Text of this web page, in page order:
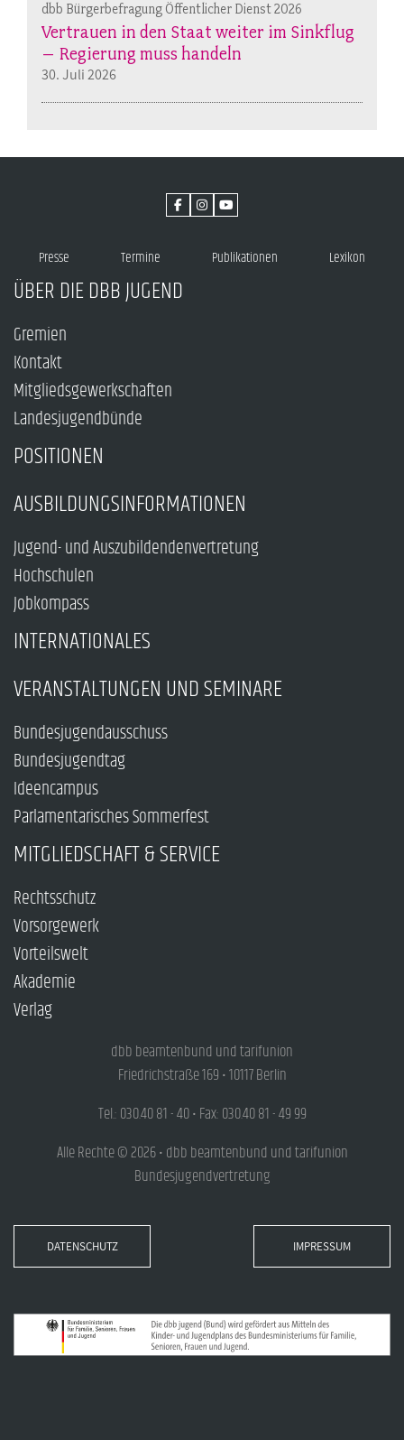
dbb Bürgerbefragung Öffentlicher Dienst 2026
Vertrauen in den Staat weiter im Sinkflug
– Regierung muss handeln
30. Juli 2026
Presse Termine Publikationen Lexikon
ÜBER DIE DBB JUGEND
Gremien
Kontakt
Mitgliedsgewerkschaften
Landesjugendbünde
POSITIONEN
AUSBILDUNGSINFORMATIONEN
Jugend- und Auszubildendenvertretung
Hochschulen
Jobkompass
INTERNATIONALES
VERANSTALTUNGEN UND SEMINARE
Bundesjugendausschuss
Bundesjugendtag
Ideencampus
Parlamentarisches Sommerfest
MITGLIEDSCHAFT & SERVICE
Rechtsschutz
Vorsorgewerk
Vorteilswelt
Akademie
Verlag
dbb beamtenbund und tarifunion
Friedrichstraße 169 • 10117 Berlin
Tel.: 030.40 81 - 40 • Fax: 030.40 81 - 49 99
Alle Rechte © 2026 • dbb beamtenbund und tarifunion
Bundesjugendvertretung
DATENSCHUTZ IMPRESSUM